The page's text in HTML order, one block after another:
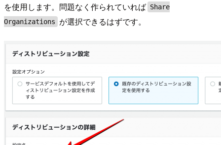
を使用します。問題なく作られていれば Share
Organizations
が選択できるはずです。